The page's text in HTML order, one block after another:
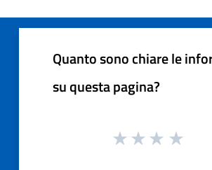
Quanto sono chiare le
su questa pagina?